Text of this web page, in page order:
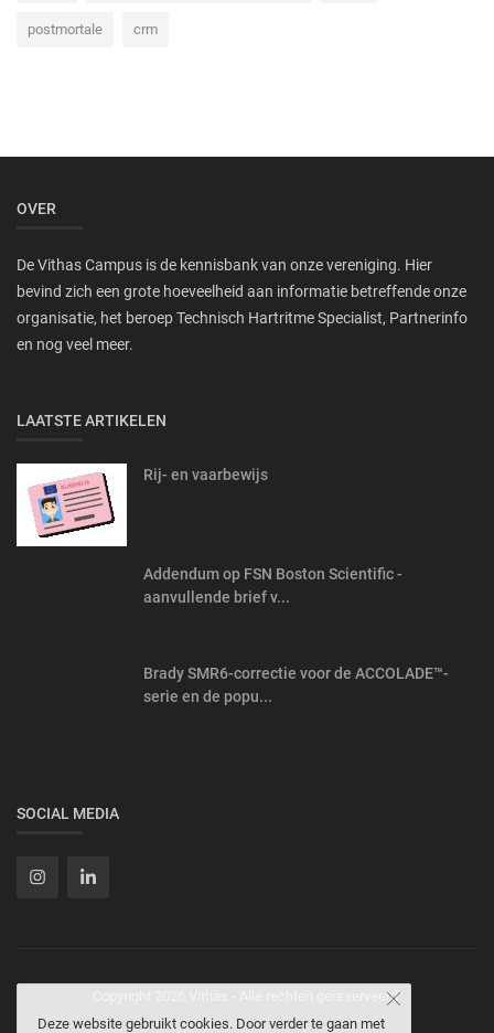
postmortale crm
OVER
De Vithas Campus is de kennisbank van onze vereniging. Hier
bevind zich een grote hoeveelheid aan informatie betreffende onze
organisatie, het beroep Technisch Hartritme Specialist, Partnerinfo
en nog veel meer.
LAATSTE ARTIKELEN
Rij- en vaarbewijs
Addendum op FSN Boston Scientific -
aanvullende brief v...
Brady SMR6-correctie voor de ACCOLADE™-
serie en de popu...
SOCIAL MEDIA
Copyright 2026 Vithas - Alle rechten gereserveerd.
Deze website gebruikt cookies. Door verder te gaan met